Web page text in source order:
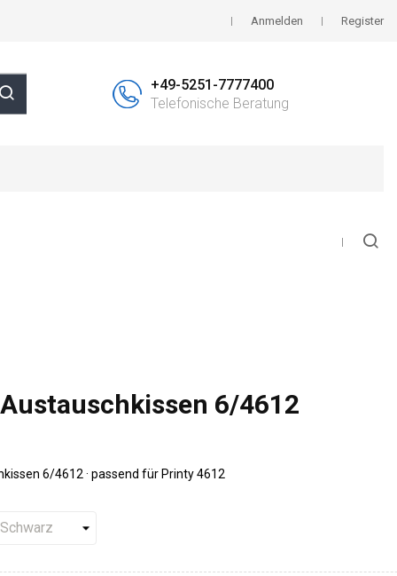
Anmelden Register
+49-5251-7777400
Telefonische Beratung
Austauschkissen 6/4612
6/4612 · passend für Printy 4612